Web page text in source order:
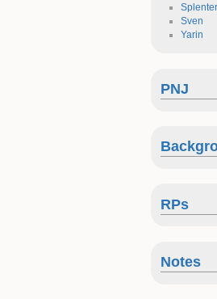
Sven
Yarin
PNJ
RPs
Notes